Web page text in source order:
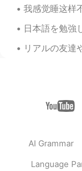
我感觉睡这样不舒服所以给她一个可爱
日本語を勉強してたときの本のコレクションを紹介させていただき
リアルの友達やこのアプリにいる友達のおかげで、少し自信が上がっ
AI Grammar
Language